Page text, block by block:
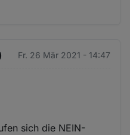
Fr. 26 Mär 2021 - 14:47
sich die NEIN-